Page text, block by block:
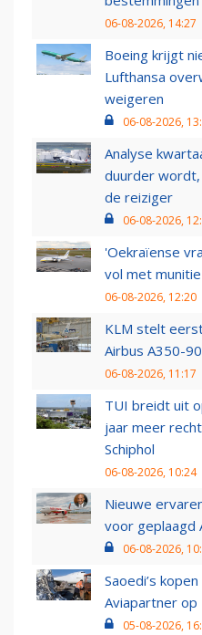
06-08-2026, 14:27
Boeing krijgt
Lufthansa
weigeren
06-08-2026,
Analyse
duurder
de reiziger
06-08-2026,
'Oekraïense
vol met
06-08-2026, 12:20
KLM stelt
Airbus A350-
06-08-2026, 11:17
TUI breidt uit
jaar meer
Schiphol
06-08-2026, 10:24
Nieuwe
voor geplaagd
06-08-2026,
Saoedi’s
Aviapartner op
05-08-2026,